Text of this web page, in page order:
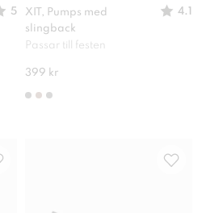
5
XIT, Pumps med
slingback
4.1
Passar till festen
399 kr